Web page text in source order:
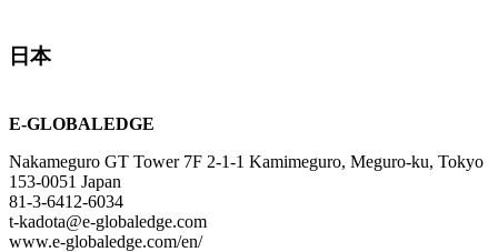
日本
E-GLOBALEDGE
Nakameguro GT Tower 7F 2-1-1 Kamimeguro, Meguro-ku, Tokyo
153-0051 Japan
81-3-6412-6034
t-kadota@e-globaledge.com
www.e-globaledge.com/en/